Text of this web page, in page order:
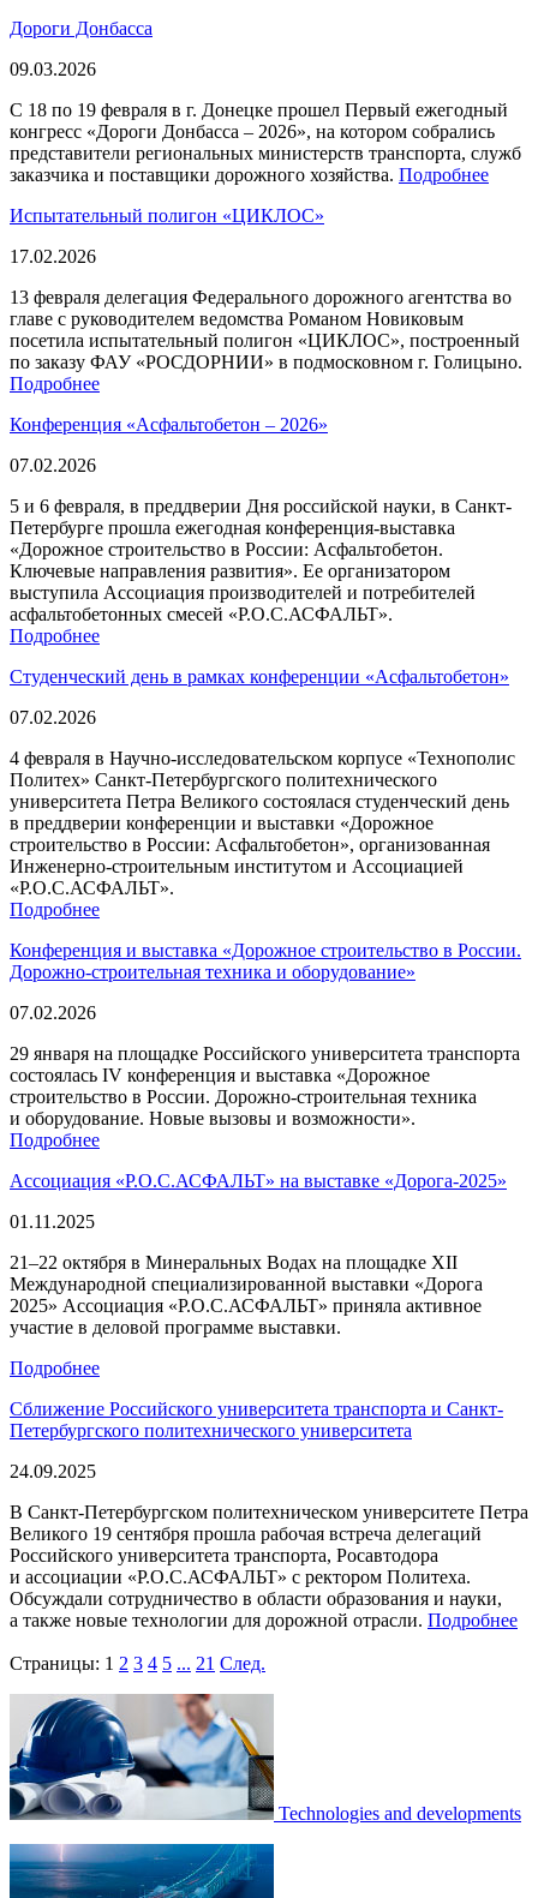
Дороги Донбасса
09.03.2026
С 18 по 19 февраля в г. Донецке прошел Первый ежегодный
конгресс «Дороги Донбасса – 2026», на котором собрались
представители региональных министерств транспорта, служб
заказчика и поставщики дорожного хозяйства. Подробнее
Испытательный полигон «ЦИКЛОС»
17.02.2026
13 февраля делегация Федерального дорожного агентства во
главе с руководителем ведомства Романом Новиковым
посетила испытательный полигон «ЦИКЛОС», построенный
по заказу ФАУ «РОСДОРНИИ» в подмосковном г. Голицыно.
Подробнее
Конференция «Асфальтобетон – 2026»
07.02.2026
5 и 6 февраля, в преддверии Дня российской науки, в Санкт-
Петербурге прошла ежегодная конференция-выставка
«Дорожное строительство в России: Асфальтобетон.
Ключевые направления развития». Ее организатором
выступила Ассоциация производителей и потребителей
асфальтобетонных смесей «Р.О.С.АСФАЛЬТ».
Подробнее
Студенческий день в рамках конференции «Асфальтобетон»
07.02.2026
4 февраля в Научно-исследовательском корпусе «Технополис
Политех» Санкт-Петербургского политехнического
университета Петра Великого состоялася студенческий день
в преддверии конференции и выставки «Дорожное
строительство в России: Асфальтобетон», организованная
Инженерно-строительным институтом и Ассоциацией
«Р.О.С.АСФАЛЬТ».
Подробнее
Конференция и выставка «Дорожное строительство в России.
Дорожно-строительная техника и оборудование»
07.02.2026
29 января на площадке Российского университета транспорта
состоялась IV конференция и выставка «Дорожное
строительство в России. Дорожно-строительная техника
и оборудование. Новые вызовы и возможности».
Подробнее
Ассоциация «Р.О.С.АСФАЛЬТ» на выставке «Дорога-2025»
01.11.2025
21–22 октября в Минеральных Водах на площадке XII
Международной специализированной выставки «Дорога
2025» Ассоциация «Р.О.С.АСФАЛЬТ» приняла активное
участие в деловой программе выставки.
Подробнее
Сближение Российского университета транспорта и Санкт-
Петербургского политехнического университета
24.09.2025
В Санкт-Петербургском политехническом университете Петра
Великого 19 сентября прошла рабочая встреча делегаций
Российского университета транспорта, Росавтодора
и ассоциации «Р.О.С.АСФАЛЬТ» с ректором Политеха.
Обсуждали сотрудничество в области образования и науки,
а также новые технологии для дорожной отрасли. Подробнее
Страницы: 1 2 3 4 5 ... 21 След.
Technologies and developments